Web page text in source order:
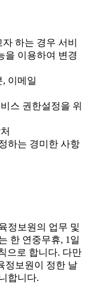
하는 경우 서비
을 이용하여 변경
이메일
스 권한설정을 위
하는 경미한 사항
정보원의 업무 및
한 연중무휴, 1일
으로 합니다. 다만
정보원이 정한 날
합니다.